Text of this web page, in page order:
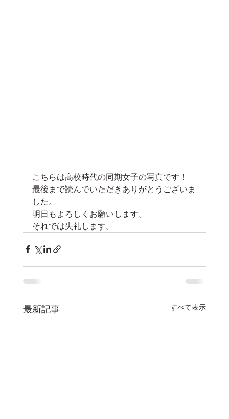
こちらは高校時代の同期女子の写真です！
最後まで読んでいただきありがとうございま
した。
明日もよろしくお願いします。
それでは失礼します。
最新記事 すべて表示